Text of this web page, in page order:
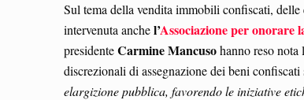
Sul tema della vendita immobili confiscati,
intervenuta anchel’Associazione per onorare
presidenteCarmine Mancusohanno reso nota
discrezionali di assegnazione dei beni
elargizione pubblica, favorendo le iniziative